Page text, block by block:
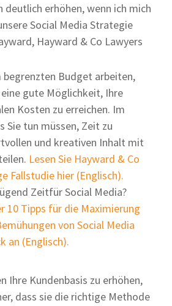
deutlich erhöhen, wenn ich mich
Social Media Strategie
Hayward & Co Lawyers
begrenzten Budget arbeiten,
gute Möglichkeit, Ihre
Kosten zu erreichen. Im
Sie tun müssen, Zeit zu
und kreativen Inhalt mit
Lesen Sie Hayward & Co
Fallstudie hier (Englisch).
Zeitfür Social Media?
10 Tipps für die Maximierung
von Social Media
an (Englisch).
Ihre Kundenbasis zu erhöhen,
dass sie die richtige Methode